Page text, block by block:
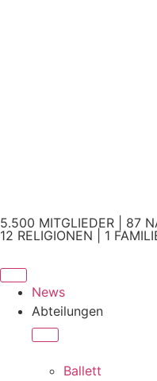
5.500 MITGLIEDER | 87
12 RELIGIONEN | 1
News
Abteilungen
Ballett